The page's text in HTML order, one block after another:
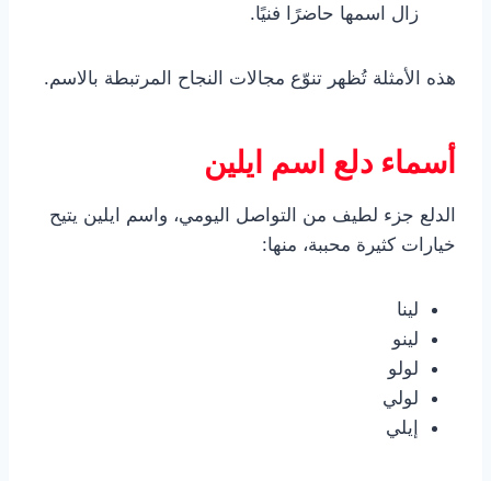
زال اسمها حاضرًا فنيًا.
هذه الأمثلة تُظهر تنوّع مجالات النجاح المرتبطة بالاسم.
أسماء دلع اسم ايلين
الدلع جزء لطيف من التواصل اليومي، واسم ايلين يتيح
خيارات كثيرة محببة، منها:
لينا
لينو
لولو
لولي
إيلي